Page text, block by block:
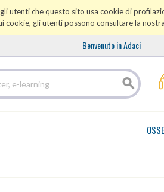
utenti che questo sito usa cookie di
cookie, gli utenti possono consultare la nostra
Benvenuto in Adaci